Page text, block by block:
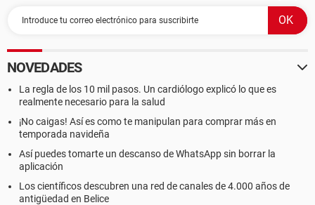
NOVEDADES
La regla de los 10 mil pasos. Un cardiólogo explicó lo que es
realmente necesario para la salud
¡No caigas! Así es como te manipulan para comprar más en
temporada navideña
Así puedes tomarte un descanso de WhatsApp sin borrar la
aplicación
Los científicos descubren una red de canales de 4.000 años de
antigüedad en Belice